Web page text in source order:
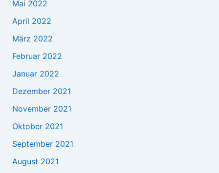
Mai 2022
April 2022
März 2022
Februar 2022
Januar 2022
Dezember 2021
November 2021
Oktober 2021
September 2021
August 2021